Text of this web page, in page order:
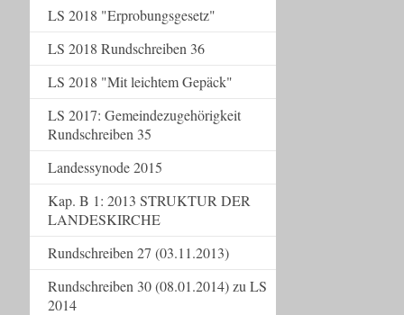
LS 2018 "Erprobungsgesetz"
LS 2018 Rundschreiben 36
LS 2018 "Mit leichtem Gepäck"
LS 2017: Gemeindezugehörigkeit
Rundschreiben 35
Landessynode 2015
Kap. B 1: 2013 STRUKTUR DER
LANDESKIRCHE
Rundschreiben 27 (03.11.2013)
Rundschreiben 30 (08.01.2014) zu LS
2014